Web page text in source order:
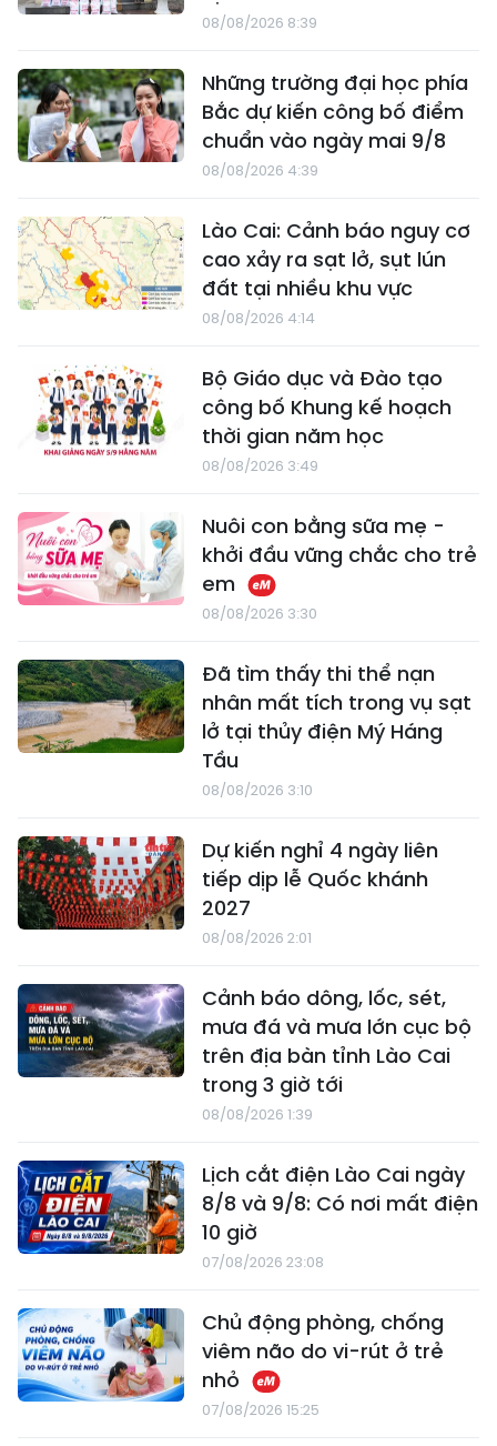
08/08/2026 8:39
Những trường đại học phía
Bắc dự kiến công bố điểm
chuẩn vào ngày mai 9/8
08/08/2026 4:39
Lào Cai: Cảnh báo nguy cơ
cao xảy ra sạt lở, sụt lún
đất tại nhiều khu vực
08/08/2026 4:14
Bộ Giáo dục và Đào tạo
công bố Khung kế hoạch
thời gian năm học
08/08/2026 3:49
Nuôi con bằng sữa mẹ -
khởi đầu vững chắc cho trẻ
em
08/08/2026 3:30
Đã tìm thấy thi thể nạn
nhân mất tích trong vụ sạt
lở tại thủy điện Mý Háng
Tầu
08/08/2026 3:10
Dự kiến nghỉ 4 ngày liên
tiếp dịp lễ Quốc khánh
2027
08/08/2026 2:01
Cảnh báo dông, lốc, sét,
mưa đá và mưa lớn cục bộ
trên địa bàn tỉnh Lào Cai
trong 3 giờ tới
08/08/2026 1:39
Lịch cắt điện Lào Cai ngày
8/8 và 9/8: Có nơi mất điện
10 giờ
07/08/2026 23:08
Chủ động phòng, chống
viêm não do vi-rút ở trẻ
nhỏ
07/08/2026 15:25